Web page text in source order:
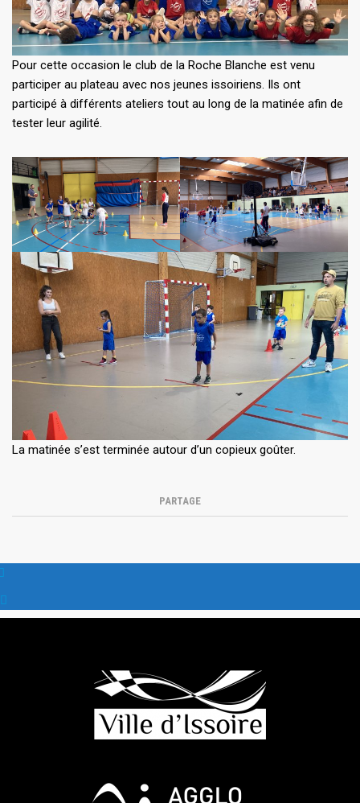
Pour cette occasion le club de la Roche Blanche est venu
participer au plateau avec nos jeunes issoiriens. Ils ont
participé à différents ateliers tout au long de la matinée afin de
tester leur agilité.
La matinée s’est terminée autour d’un copieux goûter.
PARTAGE